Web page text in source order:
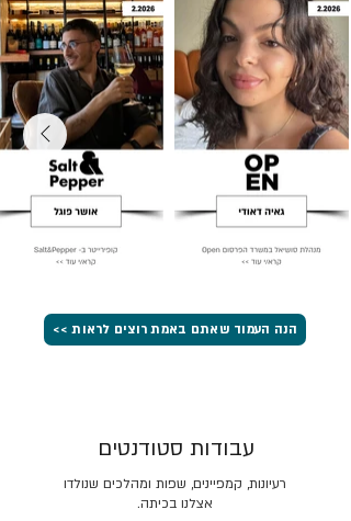
הנה העמוד שאתם באמת רוצים לראות >>
רעיונות, קמפיינים, שפות ומהלכים שנולדו
אצלנו בכיתה.
עבודות סטודנטים